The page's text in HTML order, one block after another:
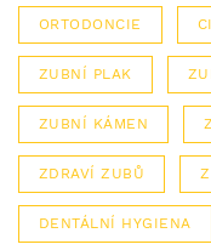
ORTODONCIE
ZUBNÍ PLAK
ZUBNÍ KÁMEN
ZDRAVÍ ZUBŮ
DENTÁLNÍ HYGIENA